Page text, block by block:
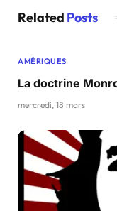
Related Posts
AMÉRIQUES
La doctrine
mercredi, 18 mars